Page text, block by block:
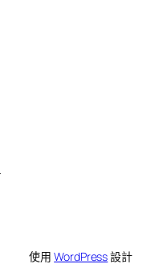
使用WordPress設計